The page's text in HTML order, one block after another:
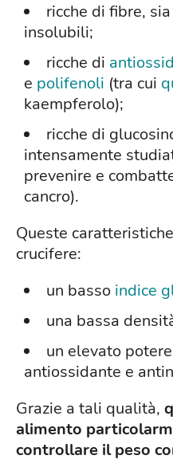
ricche di fibre,
insolubili;
ricche di
e polifenoli (tra cui
kaempferolo);
ricche di
intensamente
prevenire e
cancro).
Queste
crucifere:
un basso indice
una bassa
un elevato
antiossidante e
Grazie a tali qualità,
alimento
controllare il peso